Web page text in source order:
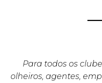
Para todos os
olheiros, agentes,